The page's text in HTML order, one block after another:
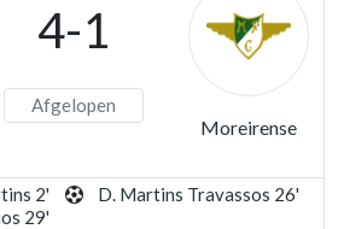
4-1
Afgelopen
Moreirense
2'
29'
D. Martins Travassos 26'